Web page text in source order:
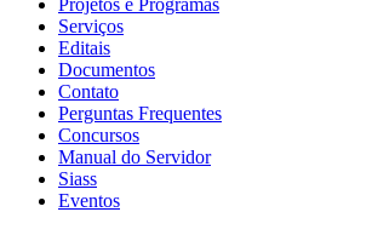
Projetos e Programas
Serviços
Editais
Documentos
Contato
Perguntas Frequentes
Concursos
Manual do Servidor
Siass
Eventos